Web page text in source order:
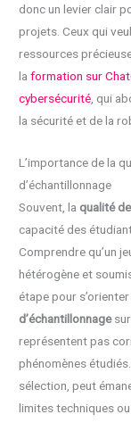
donc un levier clair
projets. Ceux qui
ressources
laformation sur
cybersécurité, qui
la sécurité et de la
L’importance de la
d’échantillonnage
Souvent, la qualité
capacité des
Comprendre qu’un
hétérogène et
étape pour
d’échantillonnage
représentent pas
phénomènes
sélection, peut
limites techniques